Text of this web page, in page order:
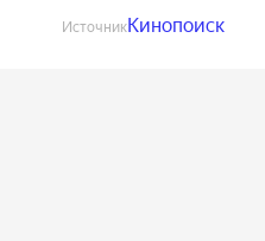
ИсточникКинопоиск